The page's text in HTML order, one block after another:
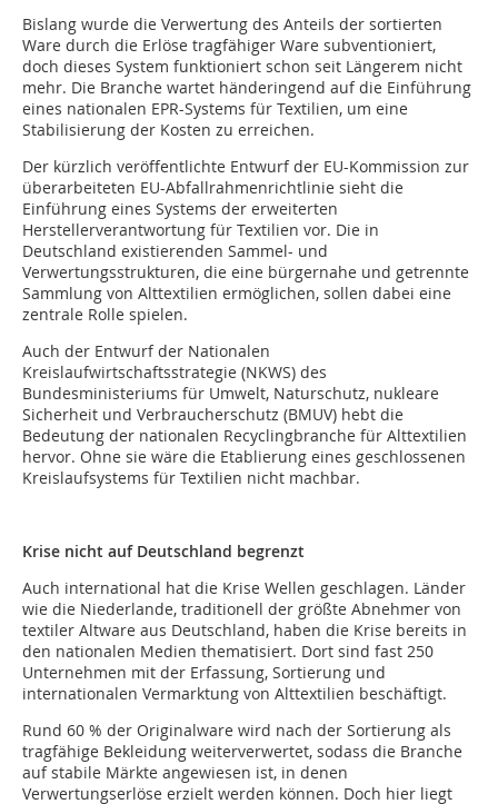
Bislang wurde die Verwertung des Anteils der sortierten
Ware durch die Erlöse tragfähiger Ware subventioniert,
doch dieses System funktioniert schon seit Längerem nicht
mehr. Die Branche wartet händeringend auf die Einführung
eines nationalen EPR-Systems für Textilien, um eine
Stabilisierung der Kosten zu erreichen.
Der kürzlich veröffentlichte Entwurf der EU-Kommission zur
überarbeiteten EU-Abfallrahmenrichtlinie sieht die
Einführung eines Systems der erweiterten
Herstellerverantwortung für Textilien vor. Die in
Deutschland existierenden Sammel- und
Verwertungsstrukturen, die eine bürgernahe und getrennte
Sammlung von Alttextilien ermöglichen, sollen dabei eine
zentrale Rolle spielen.
Auch der Entwurf der Nationalen
Kreislaufwirtschaftsstrategie (NKWS) des
Bundesministeriums für Umwelt, Naturschutz, nukleare
Sicherheit und Verbraucherschutz (BMUV) hebt die
Bedeutung der nationalen Recyclingbranche für Alttextilien
hervor. Ohne sie wäre die Etablierung eines geschlossenen
Kreislaufsystems für Textilien nicht machbar.
Krise nicht auf Deutschland begrenzt
Auch international hat die Krise Wellen geschlagen. Länder
wie die Niederlande, traditionell der größte Abnehmer von
textiler Altware aus Deutschland, haben die Krise bereits in
den nationalen Medien thematisiert. Dort sind fast 250
Unternehmen mit der Erfassung, Sortierung und
internationalen Vermarktung von Alttextilien beschäftigt.
Rund 60 % der Originalware wird nach der Sortierung als
tragfähige Bekleidung weiterverwertet, sodass die Branche
auf stabile Märkte angewiesen ist, in denen
Verwertungserlöse erzielt werden können. Doch hier liegt